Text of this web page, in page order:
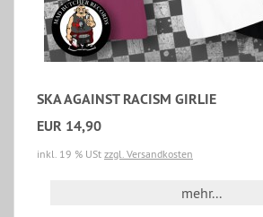
SKA AGAINST RACISM GIRLIE
EUR 14,90
inkl. 19 % USt zzgl. Versandkosten
mehr...